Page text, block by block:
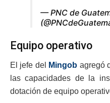
— PNC de
Equipo operativo
El jefe del Mingob agregó
las capacidades de la
dotación de equipo